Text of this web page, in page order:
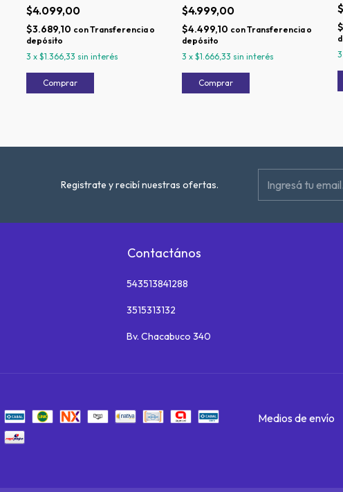
$4.099,00
$3.689,10 conTransferencia o
depósito
3 x $1.366,33 sin interés
$4.999,00
$4.499,10 conTransferencia o
depósito
3 x $1.666,33 sin interés
3
Registrate y recibí nuestras ofertas.
Contactános
543513841288
3515313132
Bv. Chacabuco 340
Medios de envío